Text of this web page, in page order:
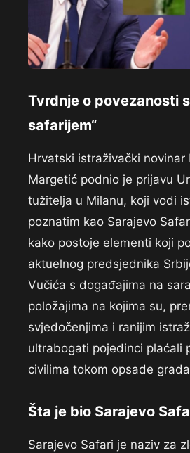
Tvrdnje o povezanosti
safarijem“
Hrvatski istraživački novinar
Margetić podnio je prijavu
tužitelja u Milanu, koji vodi
poznatim kao Sarajevo
kako postoje elementi koji
aktuelnog predsjednika
Vučića s događajima na
položajima na kojima su,
svjedočenjima i ranijim
ultrabogati pojedinci plaćali
civilima tokom opsade
Šta je bio Sarajevo
Sarajevo Safari je naziv za